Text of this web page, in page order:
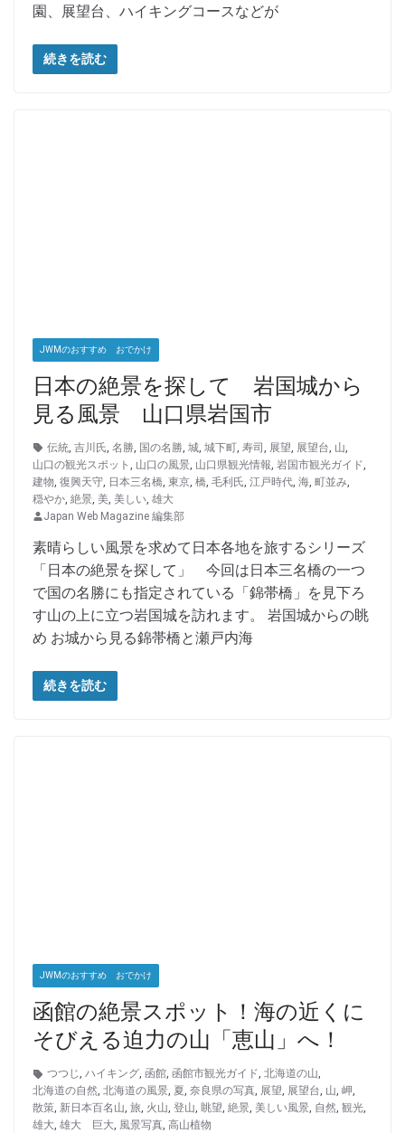
園、展望台、ハイキングコースなどが
続きを読む
JWMのおすすめ おでかけ
日本の絶景を探して 岩国城から
見る風景 山口県岩国市
伝統 吉川氏 名勝 国の名勝 城 城下町 寿司 展望 展望台 山
山口の観光スポット
山口の風景 山口県観光情報 岩国市観光ガイド
建物 復興天守 日本三名橋 東京 橋 毛利氏 江戸時代 海 町並み
穏やか 絶景 美 美しい 雄大
Japan Web Magazine 編集部
素晴らしい風景を求めて日本各地を旅するシリーズ
「日本の絶景を探して」 今回は日本三名橋の一つ
で国の名勝にも指定されている「錦帯橋」を見下ろ
す山の上に立つ岩国城を訪れます。 岩国城からの眺
め お城から見る錦帯橋と瀬戸内海
続きを読む
JWMのおすすめ おでかけ
函館の絶景スポット！海の近くに
そびえる迫力の山「恵山」へ！
つつじ, ハイキング, 函館, 函館市観光ガイド, 北海道の山,
北海道の自然, 北海道の風景, 夏, 奈良県の写真, 展望, 展望台, 山, 岬,
散策, 新日本百名山, 旅, 火山, 登山, 眺望, 絶景, 美しい風景, 自然, 観光,
雄大, 雄大 巨大, 風景写真, 高山植物